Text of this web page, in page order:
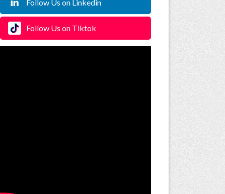
Follow Us on Linkedin
Follow Us on Tiktok